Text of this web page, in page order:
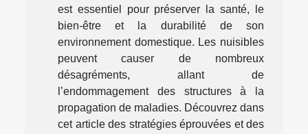
est essentiel pour préserver la santé, le
bien-être et la durabilité de son
environnement domestique. Les nuisibles
peuvent causer de nombreux
désagréments, allant de
l’endommagement des structures à la
propagation de maladies. Découvrez dans
cet article des stratégies éprouvées et des